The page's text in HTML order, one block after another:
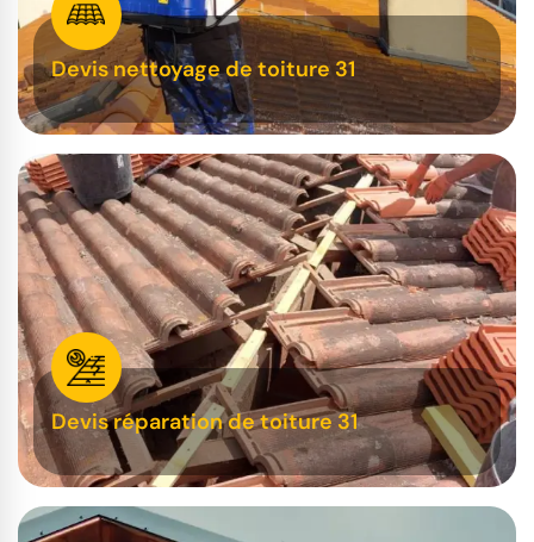
Devis nettoyage de toiture 31
Devis réparation de toiture 31